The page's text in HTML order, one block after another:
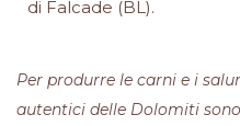
di Falcade (BL).
Per produrre le carni e i
autentici delle Dolomiti